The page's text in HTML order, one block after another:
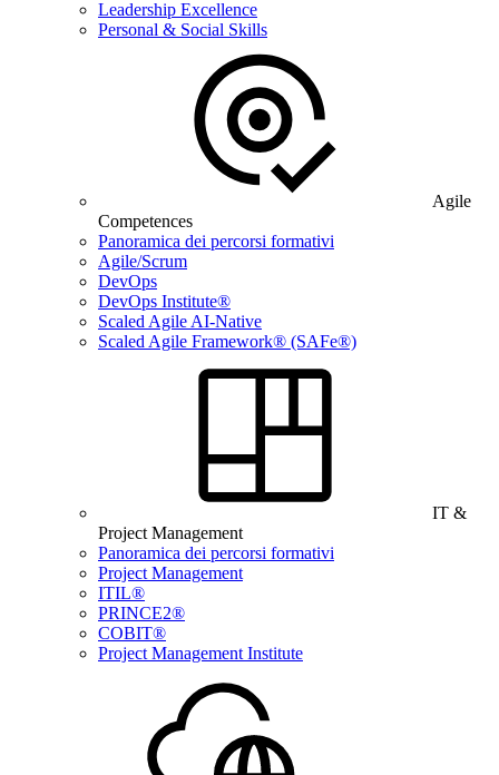
Leadership Excellence
Personal & Social Skills
Agile
Competences
Panoramica dei percorsi formativi
Agile/Scrum
DevOps
DevOps Institute®
Scaled Agile AI-Native
Scaled Agile Framework® (SAFe®)
IT &
Project Management
Panoramica dei percorsi formativi
Project Management
ITIL®
PRINCE2®
COBIT®
Project Management Institute